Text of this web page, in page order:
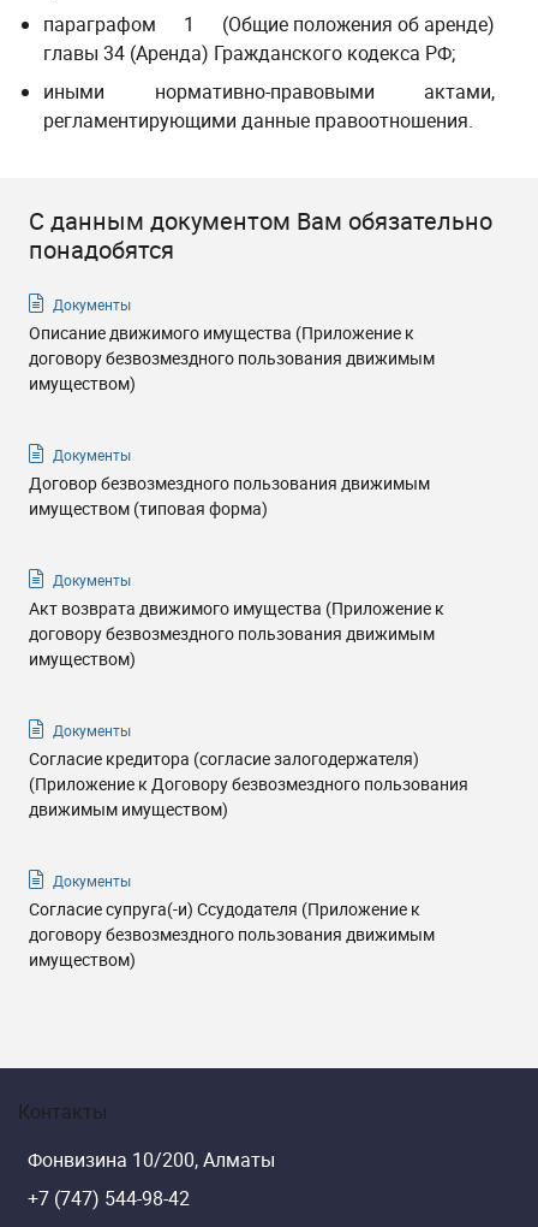
параграфом 1 (Общие положения об аренде)
главы 34 (Аренда) Гражданского кодекса РФ;
иными нормативно-правовыми актами,
регламентирующими данные правоотношения.
С данным документом Вам обязательно
понадобятся
Документы
Описание движимого имущества (Приложение к
договору безвозмездного пользования движимым
имуществом)
Документы
Договор безвозмездного пользования движимым
имуществом (типовая форма)
Документы
Акт возврата движимого имущества (Приложение к
договору безвозмездного пользования движимым
имуществом)
Документы
Согласие кредитора (согласие залогодержателя)
(Приложение к Договору безвозмездного пользования
движимым имуществом)
Документы
Cогласие супруга(-и) Ссудодателя (Приложение к
договору безвозмездного пользования движимым
имуществом)
Контакты
Фонвизина 10/200, Алматы
+7 (747) 544-98-42